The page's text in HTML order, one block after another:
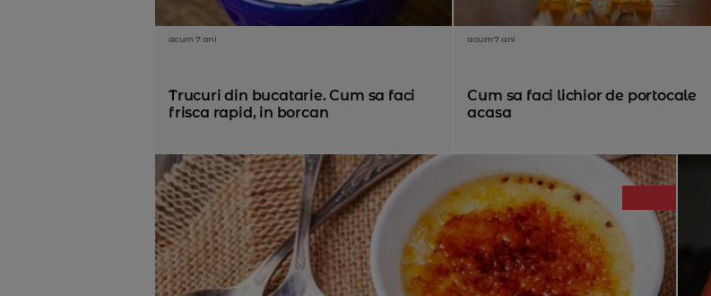
acum 7 ani
Trucuri din bucatarie. Cum sa faci
frisca rapid, in borcan
acum 7 ani
Cum sa faci lichior de portocale
acasa